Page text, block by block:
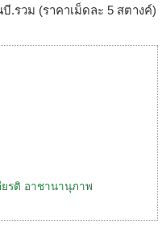
.รวม (ราคาเม็ดละ 5 สตางค์)
ยรติ อาชานานุภาพ